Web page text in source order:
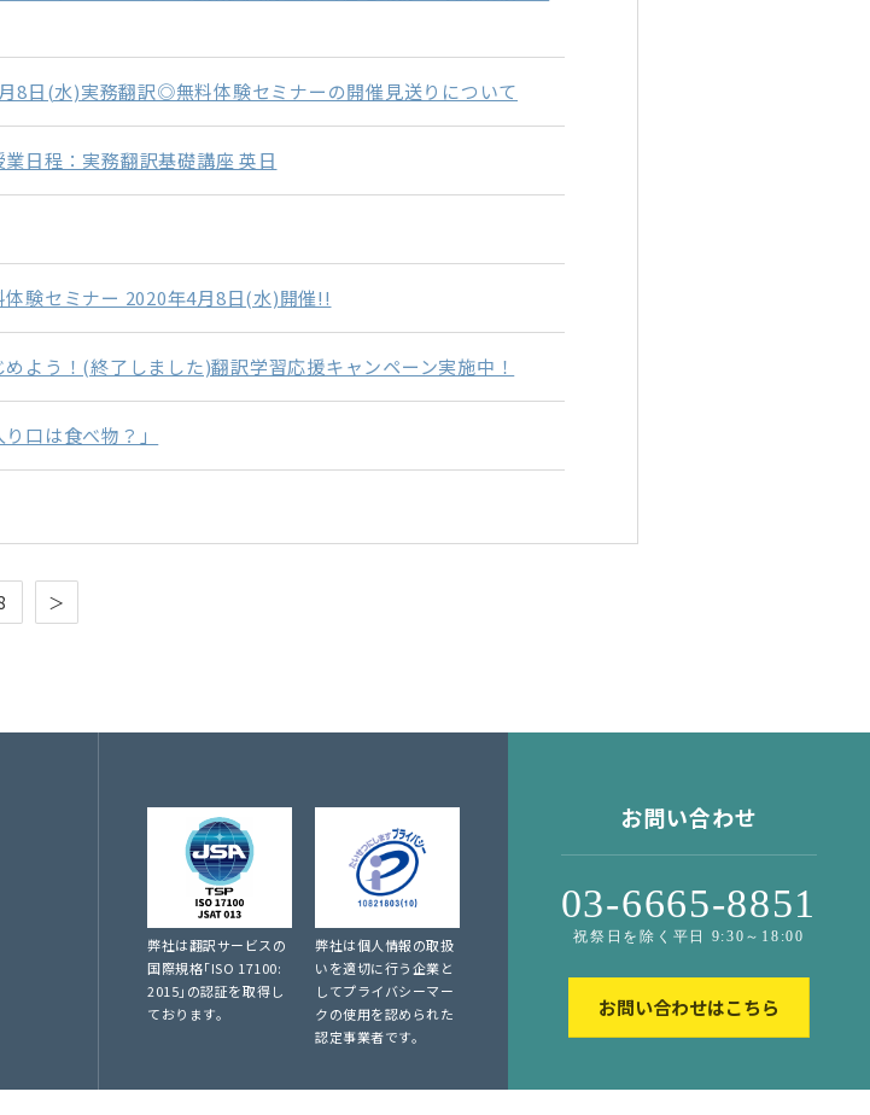
月8日(水)実務翻訳◎無料体験セミナーの開催見送りについて
業日程：実務翻訳基礎講座 英日
験セミナー 2020年4月8日(水)開催!!
よう！(終了しました)翻訳学習応援キャンペーン実施中！
り口は食べ物？」
＞
弊社は翻訳サービスの
国際規格｢ISO 17100:
2015｣の認証を取得し
ております。
弊社は個人情報の取扱
いを適切に行う企業と
してプライバシーマー
クの使用を認められた
認定事業者です。
お問い合わせ
03-6665-8851
祝祭日を除く平日 9:30～18:00
お問い合わせはこちら